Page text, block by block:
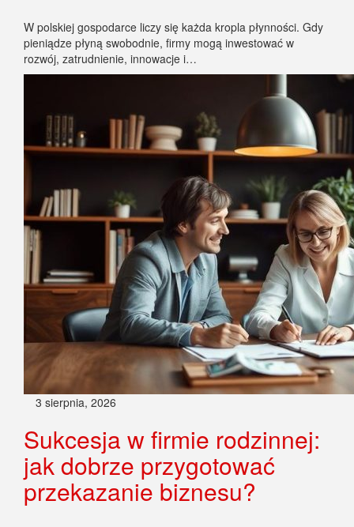
W polskiej gospodarce liczy się każda kropla płynności. Gdy
pieniądze płyną swobodnie, firmy mogą inwestować w
rozwój, zatrudnienie, innowacje i…
3 sierpnia, 2026
Sukcesja w firmie rodzinnej:
jak dobrze przygotować
przekazanie biznesu?